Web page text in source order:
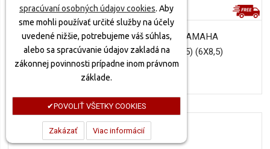
spracúvaní osobných údajov cookies. Aby
sme mohli používať určité služby na účely
uvedené nižšie, potrebujeme váš súhlas,
alebo sa spracúvanie údajov zakladá na
zákonnej povinnosti prípadne inom právnom
základe.
POVOLIŤ VŠETKY COOKIES
Zakázať Viac informácií
NG BRZDOVÝ KOTÚČ PREDNÝ, YAMAHA
FJR/BT/FZS/TDM/XJR (298X132X5) (6X8,5)
100,00 €